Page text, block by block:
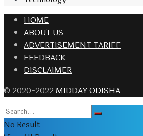
HOME
ABOUT US
ADVERTISEMENT TARIFF
FEEDBACK
DISCLAIMER
© 2020-2022 MIDDAY ODISHA
No Result